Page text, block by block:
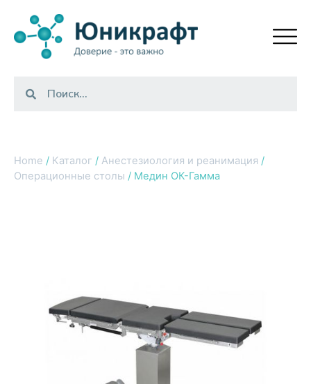
Home / Каталог / Анестезиология и реанимация /
Операционные столы / Медин ОК-Гамма